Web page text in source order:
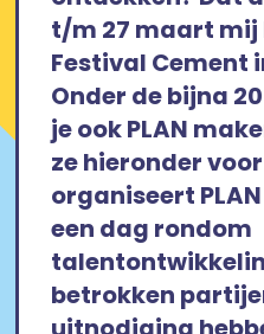
t/m 27 maart mij
Festival Cement
Onder de bijna
je ook PLAN
ze hieronder
organiseert
een dag rondom
betrokken